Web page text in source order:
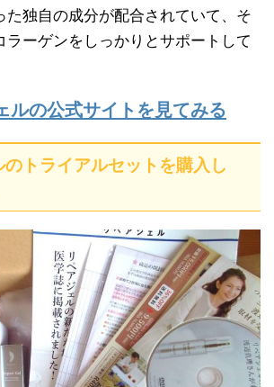
た独自の成分が配合されていて、そ
ラーゲンをしっかりとサポートして
ルの公式サイトを見てみる
のトライアルセットを購入し